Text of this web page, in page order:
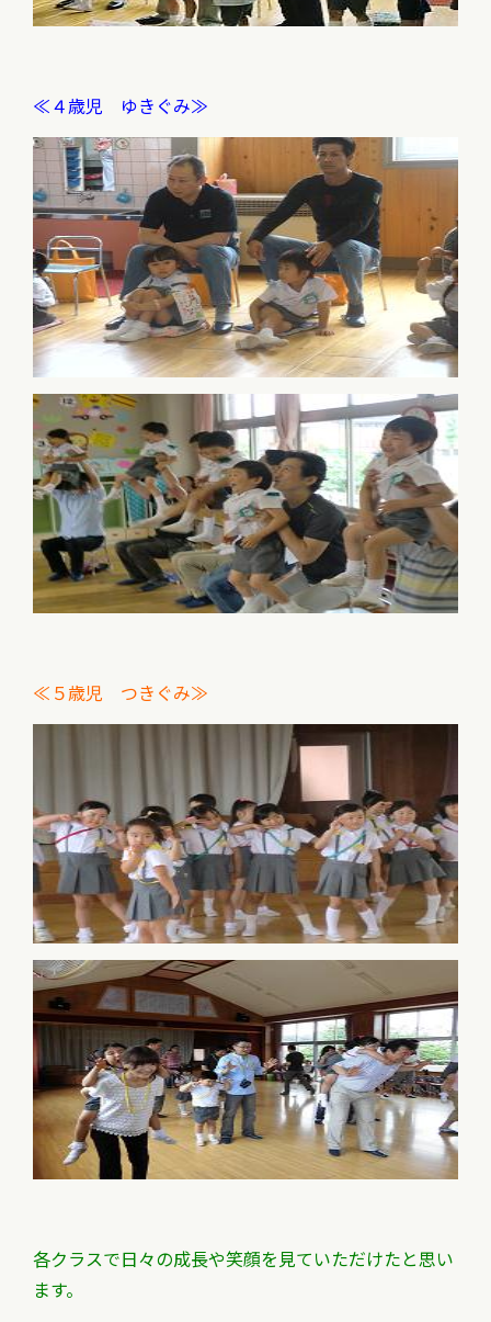
≪４歳児 ゆきぐみ≫
≪５歳児 つきぐみ≫
各クラスで日々の成長や笑顔を見ていただけたと思い
ます。